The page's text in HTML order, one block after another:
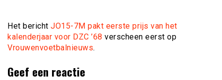
Het bericht JO15-7M pakt eerste prijs van het
kalenderjaar voor DZC ’68 verscheen eerst op
Vrouwenvoetbalnieuws.
Geef een reactie